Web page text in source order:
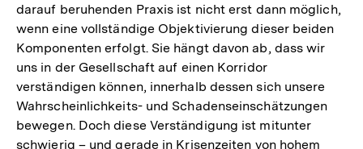
darauf beruhenden Praxis ist nicht erst dann möglich,
wenn eine vollständige Objektivierung dieser beiden
Komponenten erfolgt. Sie hängt davon ab, dass wir
uns in der Gesellschaft auf einen Korridor
verständigen können, innerhalb dessen sich unsere
Wahrscheinlichkeits- und Schadenseinschätzungen
bewegen. Doch diese Verständigung ist mitunter
schwierig – und gerade in Krisenzeiten von hohem